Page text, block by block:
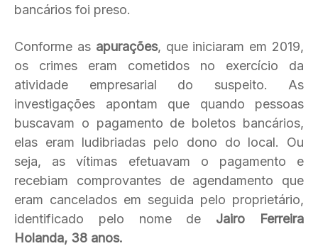
bancários foi preso.
Conforme as apurações, que iniciaram em 2019,
os crimes eram cometidos no exercício da
atividade empresarial do suspeito. As
investigações apontam que quando pessoas
buscavam o pagamento de boletos bancários,
elas eram ludibriadas pelo dono do local. Ou
seja, as vítimas efetuavam o pagamento e
recebiam comprovantes de agendamento que
eram cancelados em seguida pelo proprietário,
identificado pelo nome de Jairo Ferreira
Holanda, 38 anos.